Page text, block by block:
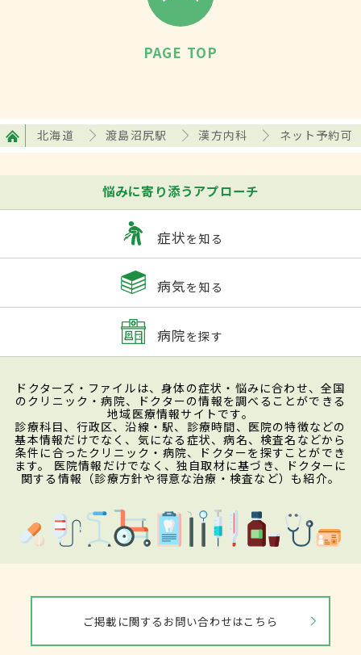
PAGE TOP
北海道 渡島沼尻駅 漢方内科 ネット予約可
悩みに寄り添うアプローチ
症状を知る
病気を知る
病院を探す
ドクターズ・ファイルは、身体の症状・悩みに合わせ、全国
のクリニック・病院、ドクターの情報を調べることができる
地域医療情報サイトです。
診療科目、行政区、沿線・駅、診療時間、医院の特徴などの
基本情報だけでなく、気になる症状、病名、検査名などから
条件に合ったクリニック・病院、ドクターを探すことができ
ます。 医院情報だけでなく、独自取材に基づき、ドクターに
関する情報（診療方針や得意な治療・検査など）も紹介。
ご掲載に関するお問い合わせはこちら